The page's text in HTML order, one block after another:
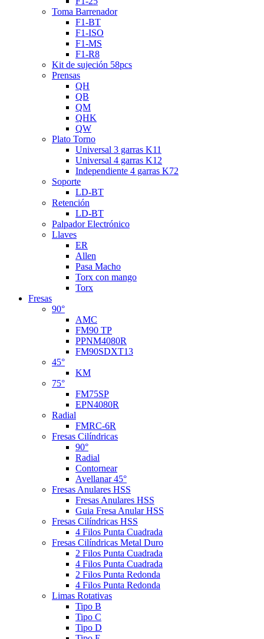
Toma Barrenador
F1-BT
F1-ISO
F1-MS
F1-R8
Kit de sujeción 58pcs
Prensas
QH
QB
QM
QHK
QW
Plato Torno
Universal 3 garras K11
Universal 4 garras K12
Independiente 4 garras K72
Soporte
LD-BT
Retención
LD-BT
Palpador Electrónico
Llaves
ER
Allen
Pasa Macho
Torx con mango
Torx
Fresas
90°
AMC
FM90 TP
PPNM4080R
FM90SDXT13
45°
KM
75°
FM75SP
EPN4080R
Radial
FMRC-6R
Fresas Cilíndricas
90°
Radial
Contornear
Avellanar 45°
Fresas Anulares HSS
Fresas Anulares HSS
Guia Fresa Anular HSS
Fresas Cilíndricas HSS
4 Filos Punta Cuadrada
Fresas Cilíndricas Metal Duro
2 Filos Punta Cuadrada
4 Filos Punta Cuadrada
2 Filos Punta Redonda
4 Filos Punta Redonda
Limas Rotativas
Tipo B
Tipo C
Tipo D